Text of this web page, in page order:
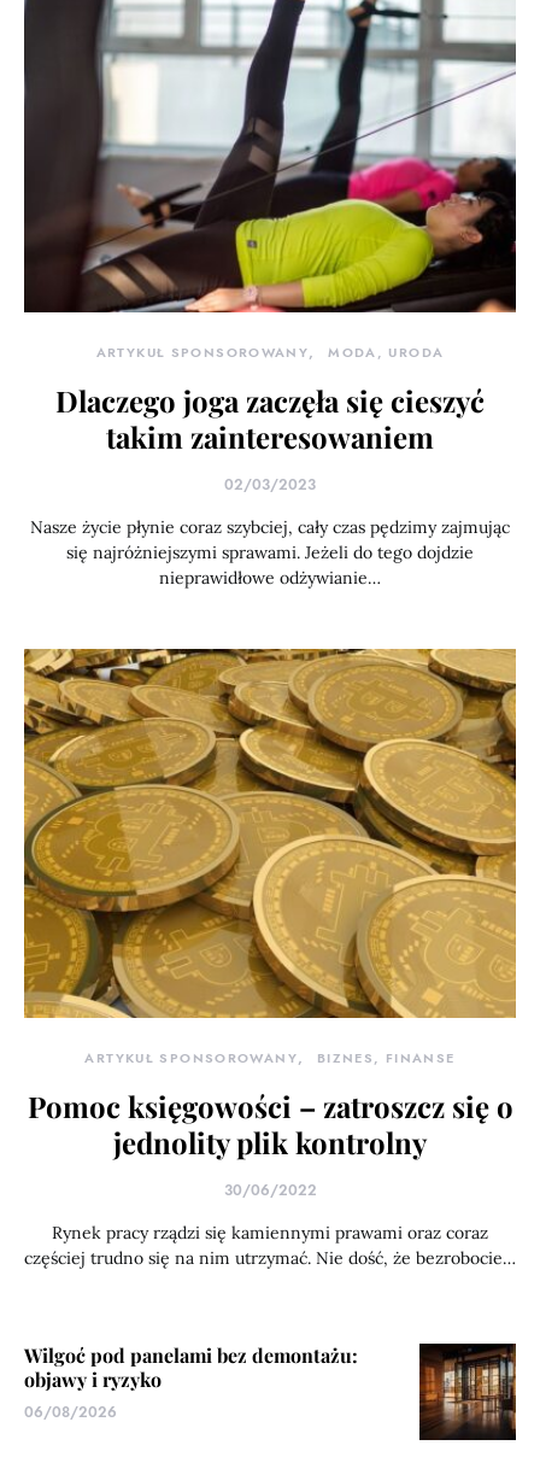
ARTYKUŁ SPONSOROWANY MODA, URODA
Dlaczego joga zaczęła się cieszyć
takim zainteresowaniem
02/03/2023
Nasze życie płynie coraz szybciej, cały czas pędzimy zajmując
się najróżniejszymi sprawami. Jeżeli do tego dojdzie
nieprawidłowe odżywianie…
ARTYKUŁ SPONSOROWANY BIZNES, FINANSE
Pomoc księgowości – zatroszcz się o
jednolity plik kontrolny
30/06/2022
Rynek pracy rządzi się kamiennymi prawami oraz coraz
częściej trudno się na nim utrzymać. Nie dość, że bezrobocie…
Wilgoć pod panelami bez demontażu:
objawy i ryzyko
06/08/2026